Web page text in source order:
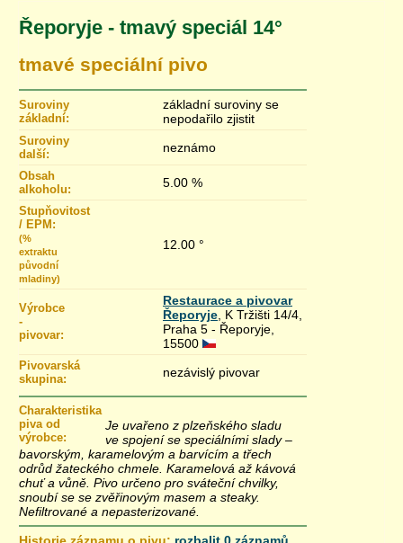
Řeporyje - tmavý speciál 14°
tmavé speciální pivo
Suroviny
základní:
základní suroviny se
nepodařilo zjistit
Suroviny
další:
neznámo
Obsah
alkoholu:
5.00 %
Stupňovitost
/ EPM:
(%
extraktu
původní
mladiny)
12.00 °
Výrobce
-
pivovar:
Restaurace a pivovar
Řeporyje , K Tržišti 14/4,
Praha 5 - Řeporyje,
15500
Pivovarská
skupina:
nezávislý pivovar
Charakteristika
piva od
výrobce:
Je uvařeno z plzeňského sladu
ve spojení se speciálními slady –
bavorským, karamelovým a barvícím a třech
odrůd žateckého chmele. Karamelová až kávová
chuť a vůně. Pivo určeno pro sváteční chvilky,
snoubí se se zvěřinovým masem a steaky.
Nefiltrované a nepasterizované.